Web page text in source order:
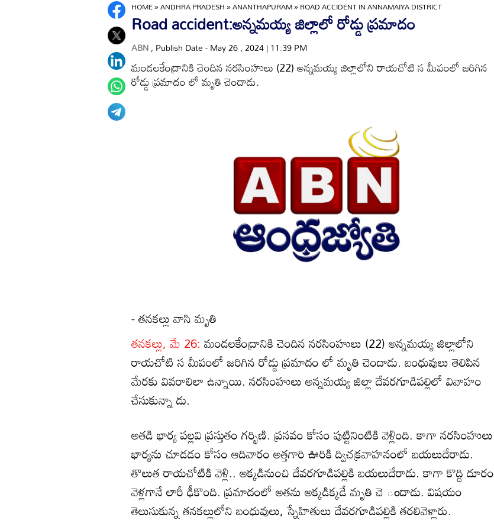
HOME»ANDHRA PRADESH»ANANTHAPURAM»ROAD ACCIDENT IN ANNAMAIYA DISTRICT
Road accident:అన్నమయ్య జిల్లాలో రోడ్డు ప్రమాదం
ABN, Publish Date - May 26 , 2024 | 11:39 PM
మండలకేంద్రానికి చెందిన నరసింహులు (22) అన్నమయ్య జిల్లాలోని రాయచోటి స మీపంలో జరిగిన
రోడ్డు ప్రమాదం లో మృతి చెందాడు.
- తనకల్లు వాసి మృతి
తనకల్లు, మే 26: మండలకేంద్రానికి చెందిన నరసింహులు (22) అన్నమయ్య జిల్లాలోని
రాయచోటి స మీపంలో జరిగిన రోడ్డు ప్రమాదం లో మృతి చెందాడు. బంధువులు తెలిపిన
మేరకు వివరాలిలా ఉన్నాయి. నరసింహులు అన్నమయ్య జిల్లా దేవరగూడిపల్లిలో వివాహం
చేసుకున్నా డు.
అతడి భార్య పల్లవి ప్రస్తుతం గర్భిణి. ప్రసవం కోసం పుట్టినింటికి వెళ్లింది. కాగా నరసింహులు
భార్యను చూడడం కోసం ఆదివారం అత్తగారి ఊరికి ద్విచక్రవాహనంలో బయలుదేరాడు.
తొలుత రాయచోటికి వెళ్లి.. అక్కడినుంచి దేవరగూడిపల్లికి బయలుదేరాడు. కాగా కొద్ది దూరం
వెళ్లగానే లారీ ఢీకొంది. ప్రమాదంలో అతను అక్కడిక్కడే మృతి చె ందాడు. విషయం
తెలుసుకున్న తనకల్లులోని బంధువులు, స్నేహితులు దేవరగూడిపల్లికి తరలివెళ్లారు.